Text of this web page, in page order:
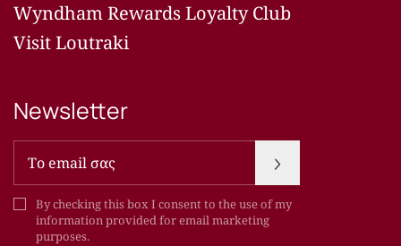
Wyndham Rewards Loyalty Club
Visit Loutraki
Newsletter
By checking this box I consent to the use of my
information provided for email marketing
purposes.